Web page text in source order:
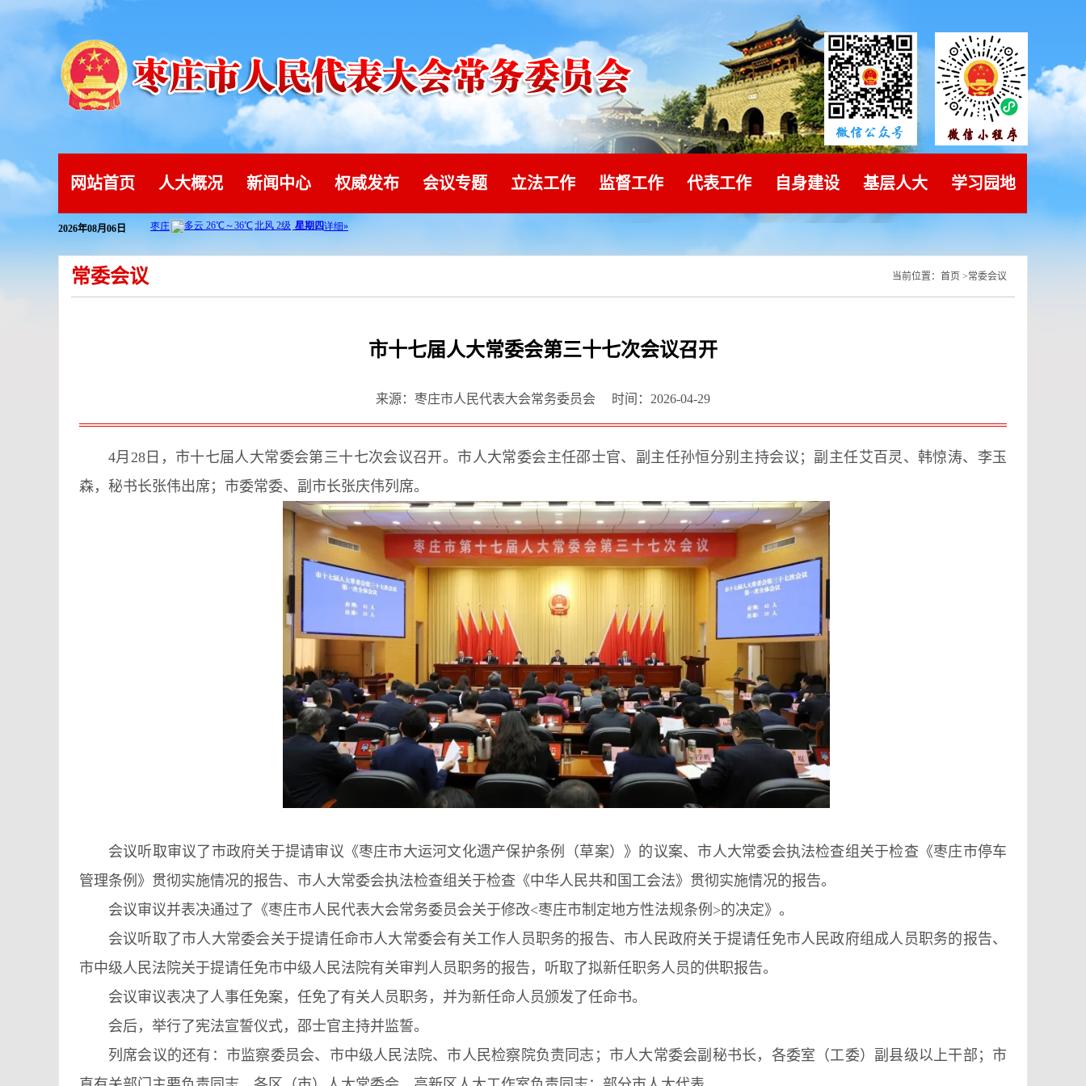
网站首页 人大概况 新闻中心 权威发布 会议专题 立法工作 监督工作 代表工作 自身建设 基层人大 学习园地
2026年08月06日
常委会议 当前位置： 首页 >常委会议
市十七届人大常委会第三十七次会议召开
来源：枣庄市人民代表大会常务委员会 时间：2026-04-29
4月28日，市十七届人大常委会第三十七次会议召开。市人大常委会主任邵士官、副主任孙恒分别主持会议；副主任艾百灵、韩惊涛、李玉
森，秘书长张伟出席；市委常委、副市长张庆伟列席。
会议听取审议了市政府关于提请审议《枣庄市大运河文化遗产保护条例（草案）》的议案、市人大常委会执法检查组关于检查《枣庄市停车
管理条例》贯彻实施情况的报告、市人大常委会执法检查组关于检查《中华人民共和国工会法》贯彻实施情况的报告。
会议审议并表决通过了《枣庄市人民代表大会常务委员会关于修改<枣庄市制定地方性法规条例>的决定》。
会议听取了市人大常委会关于提请任命市人大常委会有关工作人员职务的报告、市人民政府关于提请任免市人民政府组成人员职务的报告、
市中级人民法院关于提请任免市中级人民法院有关审判人员职务的报告，听取了拟新任职务人员的供职报告。
会议审议表决了人事任免案，任免了有关人员职务，并为新任命人员颁发了任命书。
会后，举行了宪法宣誓仪式，邵士官主持并监誓。
列席会议的还有：市监察委员会、市中级人民法院、市人民检察院负责同志；市人大常委会副秘书长，各委室（工委）副县级以上干部；市